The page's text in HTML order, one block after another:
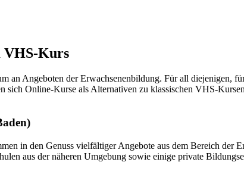
VHS-Kurs
an Angeboten der Erwachsenenbildung. Für all diejenigen,
sich Online-Kurse als Alternativen zu klassischen VHS-
in den Genuss vielfältiger Angebote aus dem Bereich der
aus der näheren Umgebung sowie einige private